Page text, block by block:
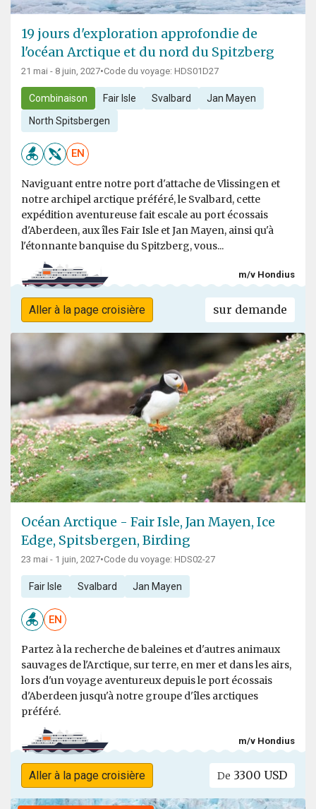
19 jours d'exploration approfondie de
l'océan Arctique et du nord du Spitzberg
21 mai - 8 juin, 2027•Code du voyage: HDS01D27
Combinaison Fair Isle Svalbard Jan Mayen
North Spitsbergen
EN
Naviguant entre notre port d'attache de Vlissingen et
notre archipel arctique préféré, le Svalbard, cette
expédition aventureuse fait escale au port écossais
d'Aberdeen, aux îles Fair Isle et Jan Mayen, ainsi qu'à
l'étonnante banquise du Spitzberg, vous...
m/v Hondius
Aller à la page croisière sur demande
Océan Arctique - Fair Isle, Jan Mayen, Ice
Edge, Spitsbergen, Birding
23 mai - 1 juin, 2027•Code du voyage: HDS02-27
Fair Isle Svalbard Jan Mayen
EN
Partez à la recherche de baleines et d'autres animaux
sauvages de l'Arctique, sur terre, en mer et dans les airs,
lors d'un voyage aventureux depuis le port écossais
d'Aberdeen jusqu'à notre groupe d'îles arctiques
préféré.
m/v Hondius
Aller à la page croisière De 3300 USD